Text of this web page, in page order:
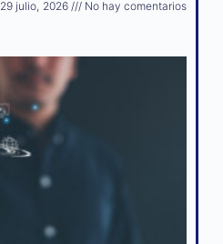
29 julio, 2026 No hay comentarios